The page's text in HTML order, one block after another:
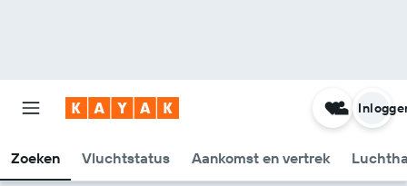
Zoeken Vluchtstatus Aankomst en vertrek